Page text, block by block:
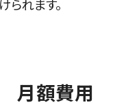
られます。
月額費用